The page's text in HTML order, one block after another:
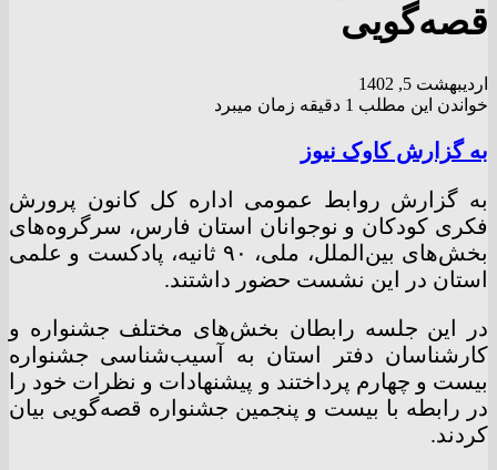
قصه‌گویی
اردیبهشت 5, 1402
خواندن این مطلب 1 دقیقه زمان میبرد
به گزارش کاوک نیوز
به گزارش روابط عمومی اداره کل کانون پرورش
فکری کودکان و نوجوانان استان فارس، سرگروه‌های
بخش‌های بین‌الملل، ملی، ۹۰ ثانیه، پادکست و علمی
استان در این نشست حضور داشتند.
در این جلسه رابطان بخش‌های مختلف جشنواره و
کارشناسان دفتر استان به آسیب‌شناسی جشنواره
بیست و چهارم پرداختند و پیشنهادات و نظرات خود را
در رابطه با بیست و پنجمین جشنواره قصه‌گویی بیان
کردند.